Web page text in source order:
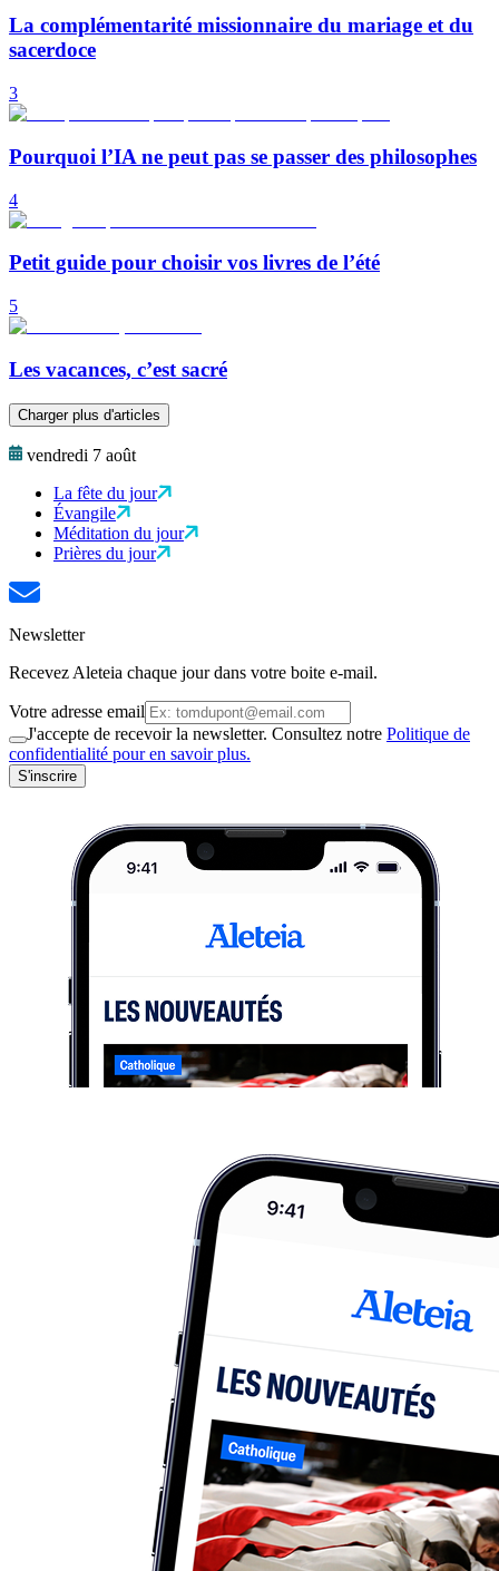
La complémentarité missionnaire du mariage et du
sacerdoce
3
Pourquoi l’IA ne peut pas se passer des philosophes
4
Petit guide pour choisir vos livres de l’été
5
Les vacances, c’est sacré
Charger plus d'articles
vendredi 7 août
La fête du jour
Évangile
Méditation du jour
Prières du jour
Newsletter
Recevez Aleteia chaque jour dans votre boite e-mail.
Votre adresse email
J'accepte de recevoir la newsletter. Consultez notre Politique de
confidentialité pour en savoir plus.
S'inscrire